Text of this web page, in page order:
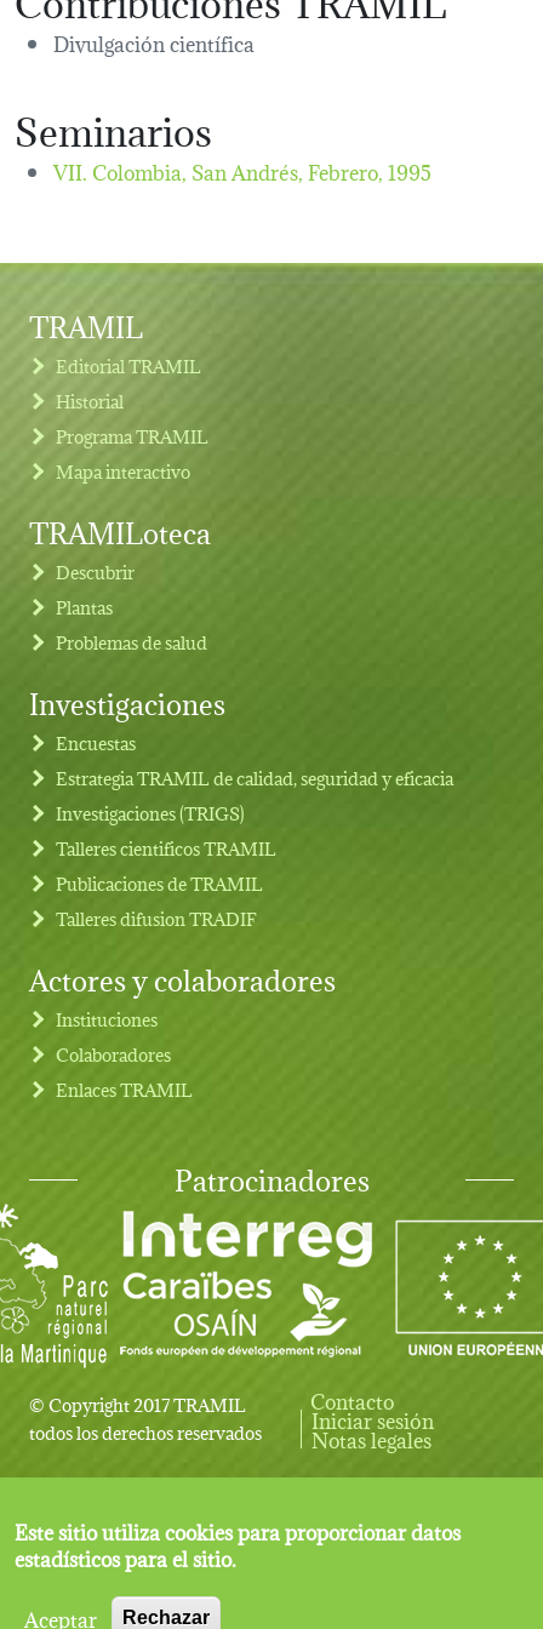
Divulgación científica
Seminarios
VII. Colombia, San Andrés,Febrero, 1995
Footer menu
TRAMIL
Editorial TRAMIL
Historial
Programa TRAMIL
Mapa interactivo
TRAMILoteca
Descubrir
Plantas
Problemas de salud
Investigaciones
Encuestas
Estrategia TRAMIL de calidad, seguridad y eficacia
Investigaciones (TRIGS)
Talleres cientificos TRAMIL
Publicaciones de TRAMIL
Talleres difusion TRADIF
Actores y colaboradores
Instituciones
Colaboradores
Enlaces TRAMIL
Patrocinadores
© Copyright 2017 TRAMIL
todos los derechos reservados
User account menu
Contacto
Iniciar sesión
Notas legales
Este sitio utiliza cookies para proporcionar datos
estadísticos para el sitio.
Aceptar
Rechazar